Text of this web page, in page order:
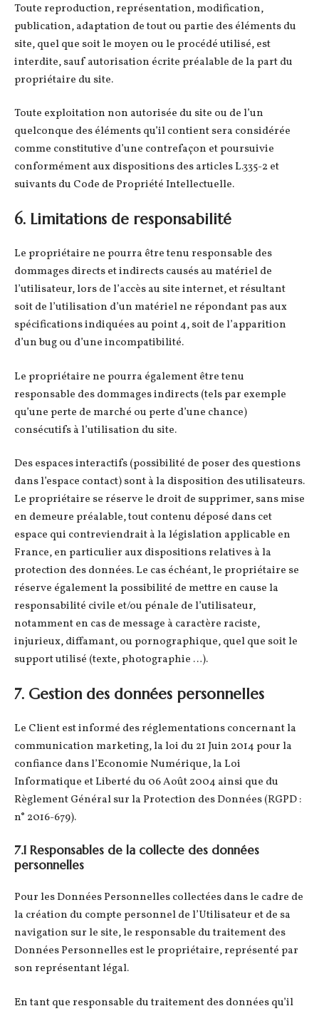
Toute reproduction, représentation, modification,
publication, adaptation de tout ou partie des éléments du
site, quel que soit le moyen ou le procédé utilisé, est
interdite, sauf autorisation écrite préalable de la part du
propriétaire du site.
Toute exploitation non autorisée du site ou de l’un
quelconque des éléments qu’il contient sera considérée
comme constitutive d’une contrefaçon et poursuivie
conformément aux dispositions des articles L.335-2 et
suivants du Code de Propriété Intellectuelle.
6. Limitations de responsabilité
Le propriétaire ne pourra être tenu responsable des
dommages directs et indirects causés au matériel de
l’utilisateur, lors de l’accès au site internet, et résultant
soit de l’utilisation d’un matériel ne répondant pas aux
spécifications indiquées au point 4, soit de l’apparition
d’un bug ou d’une incompatibilité.
Le propriétaire ne pourra également être tenu
responsable des dommages indirects (tels par exemple
qu’une perte de marché ou perte d’une chance)
consécutifs à l’utilisation du site.
Des espaces interactifs (possibilité de poser des questions
dans l’espace contact) sont à la disposition des utilisateurs.
Le propriétaire se réserve le droit de supprimer, sans mise
en demeure préalable, tout contenu déposé dans cet
espace qui contreviendrait à la législation applicable en
France, en particulier aux dispositions relatives à la
protection des données. Le cas échéant, le propriétaire se
réserve également la possibilité de mettre en cause la
responsabilité civile et/ou pénale de l’utilisateur,
notamment en cas de message à caractère raciste,
injurieux, diffamant, ou pornographique, quel que soit le
support utilisé (texte, photographie …).
7. Gestion des données personnelles
Le Client est informé des réglementations concernant la
communication marketing, la loi du 21 Juin 2014 pour la
confiance dans l’Economie Numérique, la Loi
Informatique et Liberté du 06 Août 2004 ainsi que du
Règlement Général sur la Protection des Données (RGPD :
n° 2016-679).
7.1 Responsables de la collecte des données
personnelles
Pour les Données Personnelles collectées dans le cadre de
la création du compte personnel de l’Utilisateur et de sa
navigation sur le site, le responsable du traitement des
Données Personnelles est le propriétaire, représenté par
son représentant légal.
En tant que responsable du traitement des données qu’il